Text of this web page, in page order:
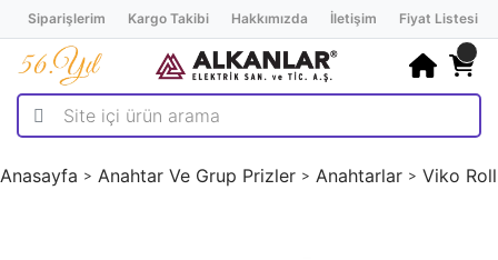
Siparişlerim Kargo Takibi Hakkımızda İletişim Fiyat Listesi
Anasayfa Anahtar Ve Grup Prizler Anahtarlar Viko